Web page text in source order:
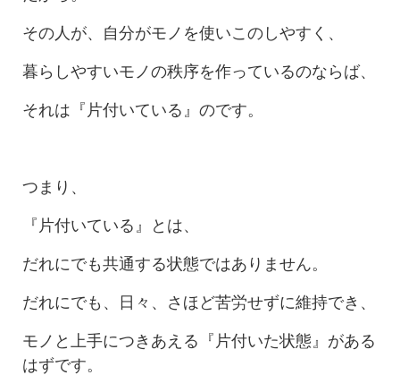
その人が、自分がモノを使いこのしやすく、
暮らしやすいモノの秩序を作っているのならば、
それは『片付いている』のです。
つまり、
『片付いている』とは、
だれにでも共通する状態ではありません。
だれにでも、日々、さほど苦労せずに維持でき、
モノと上手につきあえる『片付いた状態』がある
はずです。